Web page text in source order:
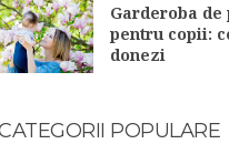
Garderoba de
pentru copii:
donezi
POPULARE